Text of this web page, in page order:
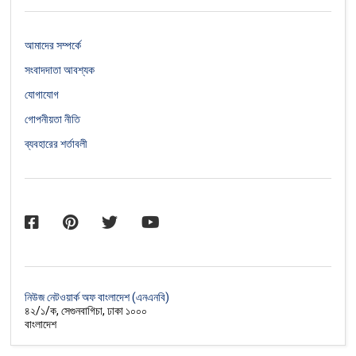
আমাদের সম্পর্কে
সংবাদদাতা আবশ্যক
যোগাযোগ
গোপনীয়তা নীতি
ব্যবহারের শর্তাবলী
নিউজ নেটওয়ার্ক অফ বাংলাদেশ (এনএনবি)
৪২/১/ক, সেগুনবাগিচা, ঢাকা ১০০০
বাংলাদেশ